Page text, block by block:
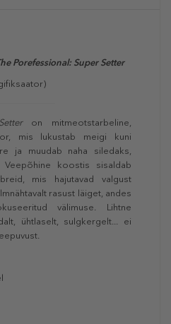
Porefessional: Super Setter
on mitmeotstarbeline,
mis lukustab meigi kuni
ja muudab naha siledaks,
Veepõhine koostis sisaldab
mis hajutavad valgust
rasust läiget, andes
välimuse. Lihtne
ühtlaselt, sulgkergelt... ei